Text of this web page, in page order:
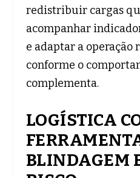
redistribuir cargas
acompanhar
e adaptar a operação
conforme o
complementa.
LOGÍSTICA
BLINDAGEM